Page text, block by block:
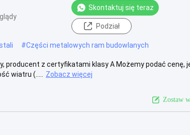
Skontaktuj się teraz
Podział
#Części metalowych ram budowlanych
producent z certyfikatami klasy A Możemy podać cenę,
wiatru (.....
Zobacz więcej
Zostaw